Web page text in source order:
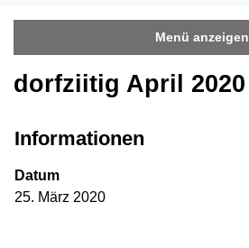
Menü anzeigen
dorfziitig April 2020
Informationen
Datum
25. März 2020